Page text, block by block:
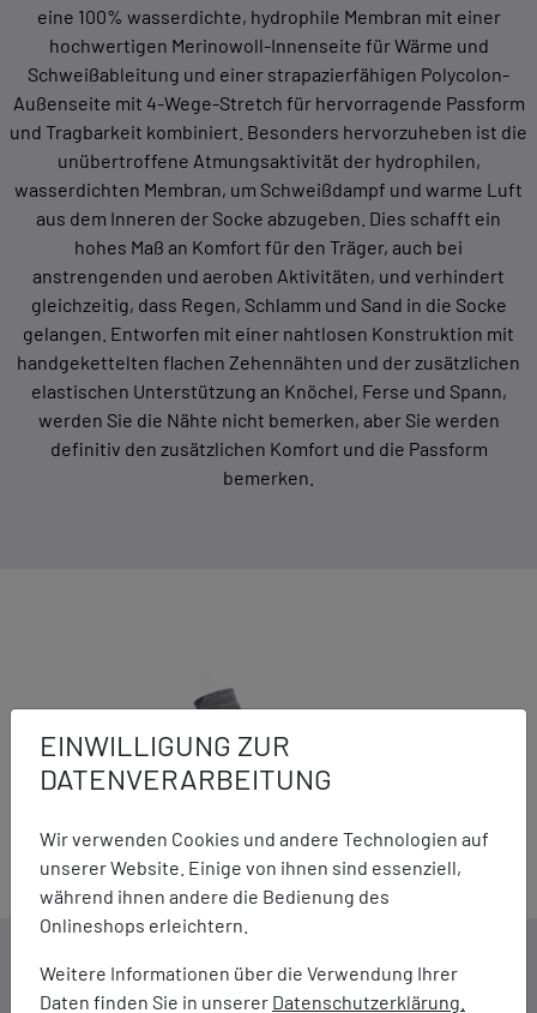
EINWILLIGUNG ZUR
DATENVERARBEITUNG
Wir verwenden Cookies und andere Technologien auf
unserer Website. Einige von ihnen sind essenziell,
während ihnen andere die Bedienung des
Onlineshops erleichtern.
Weitere Informationen über die Verwendung Ihrer
Daten finden Sie in unserer Datenschutzerklärung.
eine 100% wasserdichte, hydrophile Membran mit einer
hochwertigen Merinowoll-Innenseite für Wärme und
Schweißableitung und einer strapazierfähigen Polycolon-
Außenseite mit 4-Wege-Stretch für hervorragende Passform
und Tragbarkeit kombiniert. Besonders hervorzuheben ist die
unübertroffene Atmungsaktivität der hydrophilen,
wasserdichten Membran, um Schweißdampf und warme Luft
aus dem Inneren der Socke abzugeben. Dies schafft ein
hohes Maß an Komfort für den Träger, auch bei
anstrengenden und aeroben Aktivitäten, und verhindert
gleichzeitig, dass Regen, Schlamm und Sand in die Socke
gelangen. Entworfen mit einer nahtlosen Konstruktion mit
handgekettelten flachen Zehennähten und der zusätzlichen
elastischen Unterstützung an Knöchel, Ferse und Spann,
werden Sie die Nähte nicht bemerken, aber Sie werden
definitiv den zusätzlichen Komfort und die Passform
bemerken.
DETAILS ZUM PRODUKT